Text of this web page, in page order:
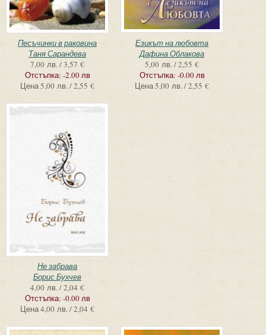
Песъчинки в раковина
Таня Сарандева
7,00 лв. / 3,57 €
Отстъпка: -2.00 лв
Цена5,00 лв. / 2,55 €
Езикът на любовта
Дафина Облакова
5,00 лв. / 2,55 €
Отстъпка: -0.00 лв
Цена5,00 лв. / 2,55 €
Не забрава
Борис Бухчев
4,00 лв. / 2,04 €
Отстъпка: -0.00 лв
Цена4,00 лв. / 2,04 €